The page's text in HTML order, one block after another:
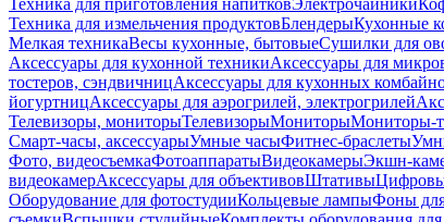
Техника для приготовления напитковЭлектрочайники
Техника для измельчения продуктовБлендерыКухонные
Мелкая техникаВесы кухонные, бытовыеСушилки для
Аксессуары для кухонной техникиАксессуары для
тостеров, сэндвичницАксессуары для кухонных
йогуртницАксессуары для аэрогрилей, электрогрилей
Телевизоры, мониторыТелевизорыМониторыМониторы-
Смарт-часы, аксессуарыУмные часыФитнес-браслеты
Фото, видеосъемкаФотоаппаратыВидеокамерыЭкшн-
видеокамерАксессуары для объективовШтативы
Оборудование для фотостудииКольцевые лампыФоны